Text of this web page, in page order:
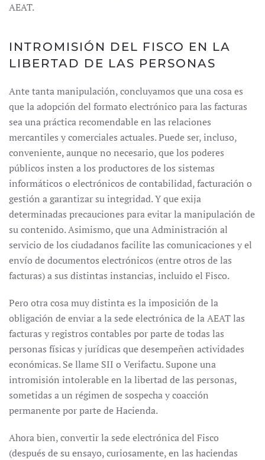
AEAT.
INTROMISIÓN DEL FISCO EN LA
LIBERTAD DE LAS PERSONAS
Ante tanta manipulación, concluyamos que una cosa es
que la adopción del formato electrónico para las facturas
sea una práctica recomendable en las relaciones
mercantiles y comerciales actuales. Puede ser, incluso,
conveniente, aunque no necesario, que los poderes
públicos insten a los productores de los sistemas
informáticos o electrónicos de contabilidad, facturación o
gestión a garantizar su integridad. Y que exija
determinadas precauciones para evitar la manipulación de
su contenido. Asimismo, que una Administración al
servicio de los ciudadanos facilite las comunicaciones y el
envío de documentos electrónicos (entre otros de las
facturas) a sus distintas instancias, incluido el Fisco.
Pero otra cosa muy distinta es la imposición de la
obligación de enviar a la sede electrónica de la AEAT las
facturas y registros contables por parte de todas las
personas físicas y jurídicas que desempeñen actividades
económicas. Se llame SII o Verifactu. Supone una
intromisión intolerable en la libertad de las personas,
sometidas a un régimen de sospecha y coacción
permanente por parte de Hacienda.
Ahora bien, convertir la sede electrónica del Fisco
(después de su ensayo, curiosamente, en las haciendas